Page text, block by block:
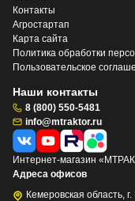
Контакты
Агростартап
Карта сайта
Политика обработки
Пользовательское
Наши контакты
8 (800) 550-5481
info@mtraktor.ru
Интернет-магазин
Адреса офисов
Кемеровская область,